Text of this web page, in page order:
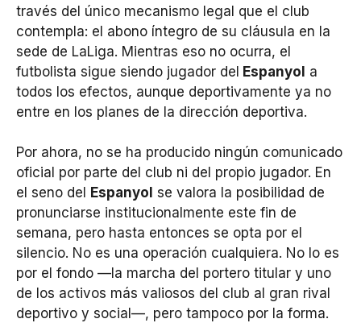
través del único mecanismo legal que el club
contempla: el abono íntegro de su cláusula en la
sede de LaLiga. Mientras eso no ocurra, el
futbolista sigue siendo jugador del Espanyol a
todos los efectos, aunque deportivamente ya no
entre en los planes de la dirección deportiva.
Por ahora, no se ha producido ningún comunicado
oficial por parte del club ni del propio jugador. En
el seno del
Espanyol se valora la posibilidad de
pronunciarse institucionalmente este fin de
semana, pero hasta entonces se opta por el
silencio. No es una operación cualquiera. No lo es
por el fondo —la marcha del portero titular y uno
de los activos más valiosos del club al gran rival
deportivo y social—, pero tampoco por la forma.